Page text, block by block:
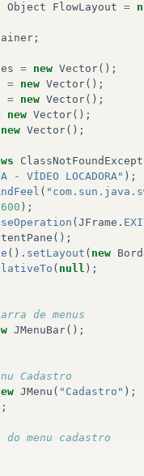
Object FlowLayout =
;
= new Vector();
= new Vector();
= new Vector();
new Vector();
new Vector();
- VÍDEO LOCADORA" );
(
600 );
( JFrame .
();
(). setLayout ( new
( null );
de menus
JMenuBar();
Cadastro
JMenu ( "Cadastro" );
menu cadastro